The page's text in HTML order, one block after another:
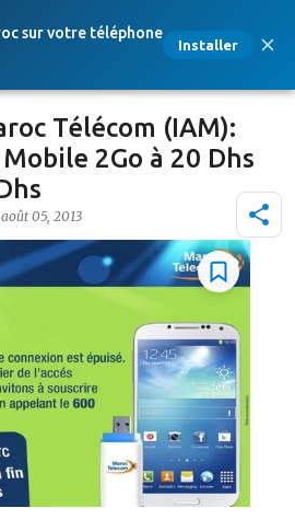
sur votre téléphone
Installer
au contenu principal
Télécom (IAM):
2Go à 20 Dhs
05, 2013